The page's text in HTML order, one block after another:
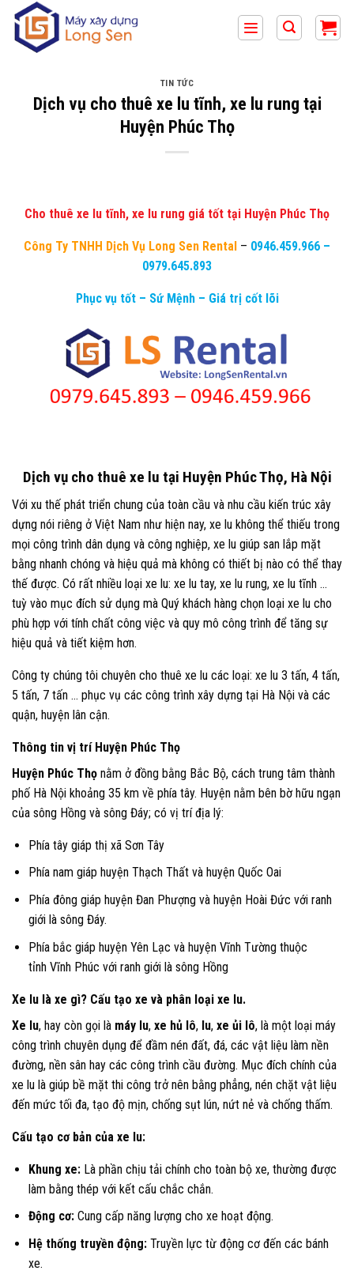
qua
TIN TỨC
Dịch vụ cho thuê xe lu tĩnh, xe lu rung tại
Huyện Phúc Thọ
Cho thuê xe lu tĩnh, xe lu rung giá tốt tại Huyện Phúc Thọ
Công Ty TNHH Dịch Vụ Long Sen Rental – 0946.459.966 –
0979.645.893
Phục vụ tốt – Sứ Mệnh – Giá trị cốt lõi
Dịch vụ cho thuê xe lu tại Huyện Phúc Thọ, Hà Nội
Với xu thế phát triển chung của toàn cầu và nhu cầu kiến trúc xây
dựng nói riêng ở Việt Nam như hiện nay, xe lu không thể thiếu trong
mọi công trình dân dụng và công nghiệp, xe lu giúp san lắp mặt
bằng nhanh chóng và hiệu quả mà không có thiết bị nào có thể thay
thế được. Có rất nhiều loại xe lu: xe lu tay, xe lu rung, xe lu tĩnh …
tuỳ vào mục đích sử dụng mà Quý khách hàng chọn loại xe lu cho
phù hợp với tính chất công việc và quy mô công trình để tăng sự
hiệu quả và tiết kiệm hơn.
Công ty chúng tôi chuyên cho thuê xe lu các loại: xe lu 3 tấn, 4 tấn,
5 tấn, 7 tấn … phục vụ các công trình xây dựng tại Hà Nội và các
quận, huyện lân cận.
Thông tin vị trí Huyện Phúc Thọ
Huyện Phúc Thọ nằm ở đồng bằng Bắc Bộ, cách trung tâm thành
phố Hà Nội khoảng 35 km về phía tây. Huyện nằm bên bờ hữu ngạn
của sông Hồng và sông Đáy; có vị trí địa lý:
Phía tây giáp thị xã Sơn Tây
Phía nam giáp huyện Thạch Thất và huyện Quốc Oai
Phía đông giáp huyện Đan Phượng và huyện Hoài Đức với ranh
giới là sông Đáy.
Phía bắc giáp huyện Yên Lạc và huyện Vĩnh Tường thuộc
tỉnh Vĩnh Phúc với ranh giới là sông Hồng
Xe lu là xe gì? Cấu tạo xe và phân loại xe lu.
Xe lu, hay còn gọi là máy lu, xe hủ lô, lu, xe ủi lô, là một loại máy
công trình chuyên dụng để đầm nén đất, đá, các vật liệu làm nền
đường, nền sân hay các công trình cầu đường. Mục đích chính của
xe lu là giúp bề mặt thi công trở nên bằng phẳng, nén chặt vật liệu
đến mức tối đa, tạo độ mịn, chống sụt lún, nứt nẻ và chống thấm.
Cấu tạo cơ bản của xe lu:
Khung xe:Là phần chịu tải chính cho toàn bộ xe, thường được
làm bằng thép với kết cấu chắc chắn.
Động cơ:Cung cấp năng lượng cho xe hoạt động.
Hệ thống truyền động:Truyền lực từ động cơ đến các bánh
xe.